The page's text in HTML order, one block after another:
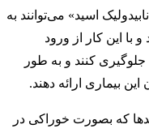
اسید» می‌توانند به
با این کار از ورود
کنند و به طور
بیماری ارائه دهند.
که بصورت خوراکی در